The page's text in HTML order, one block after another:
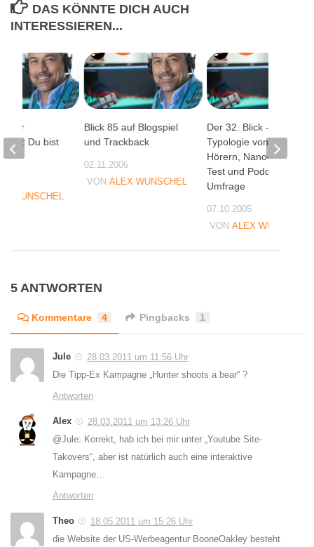
DAS KÖNNTE DICH AUCH
INTERESSIEREN...
Blick 85 auf Blogspiel
und Trackback
02.11.2006
VON ALEX WUNSCHEL
Der 32. Blick –
Typologie von Podcast-
Hörern, Nano-Stress-
Test und Podcast-
Umfrage
07.10.2005
VONALEX WUNSCHEL
Du bist
WUNSCHEL
5 ANTWORTEN
Kommentare 4 Pingbacks 1
Jule
28.03.2011 um 11:56 Uhr
Die Tipp-Ex Kampagne „Hunter shoots a bear“ ?
Antworten
Alex
28.03.2011 um 13:26 Uhr
@Jule: Korrekt, hab ich bei mir unter „Youtube Site-
Takovers“, aber ist natürlich auch eine interaktive
Kampagne…
Antworten
Theo
18.05.2011 um 15:26 Uhr
die Website der US-Werbeagentur BooneOakley besteht